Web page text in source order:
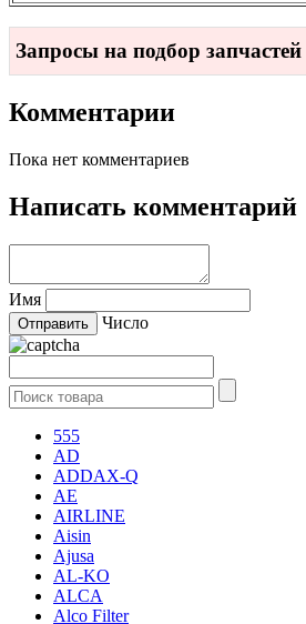
Запросы на подбор
Комментарии
Пока нет комментариев
Написать комментарий
Имя
Число
555
AD
ADDAX-Q
AE
AIRLINE
Aisin
Ajusa
AL-KO
ALCA
Alco Filter